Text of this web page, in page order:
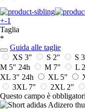
+-1
Taglia
*
Guida alle taglie
XS 3"
S 2" S
M 5" 24h M 7" L
XL 3" 24h XL 5"
3XL 7"
2XL 2"
Questo campo è